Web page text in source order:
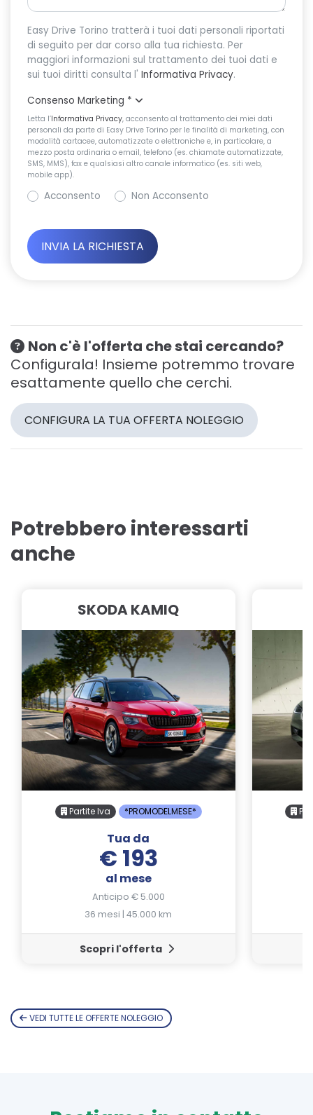
Easy Drive Torino tratterà i tuoi dati personali riportati
di seguito per dar corso alla tua richiesta. Per
maggiori informazioni sul trattamento dei tuoi dati e
sui tuoi diritti consulta l' Informativa Privacy.
Consenso Marketing *
Letta l’Informativa Privacy, acconsento al trattamento dei miei dati
personali da parte di Easy Drive Torino per le finalità di marketing, con
modalità cartacee, automatizzate o elettroniche e, in particolare, a
mezzo posta ordinaria o email, telefono (es. chiamate automatizzate,
SMS, MMS), fax e qualsiasi altro canale informatico (es. siti web,
mobile app).
Acconsento Non Acconsento
Non c'è l'offerta che stai cercando?
Configurala! Insieme potremmo trovare
esattamente quello che cerchi.
CONFIGURA LA TUA OFFERTA NOLEGGIO
Potrebbero interessarti
anche
SKODA KAMIQ
Partite Iva *PROMODELMESE*
Tua da
€ 193
al mese
Anticipo € 5.000
36 mesi | 45.000 km
Scopri l'offerta
VEDI TUTTE LE OFFERTE NOLEGGIO